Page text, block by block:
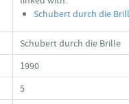
Schubert durch die
Schubert durch die Brille
1990
5